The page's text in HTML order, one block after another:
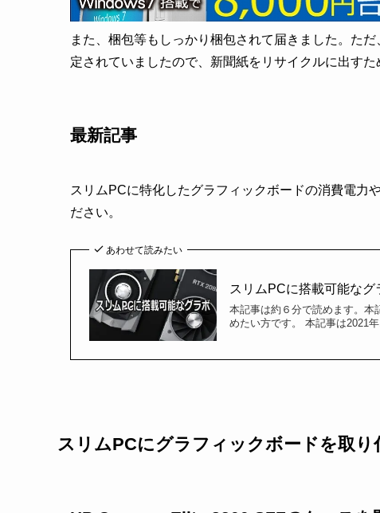
また、梱包等もしっかり梱包されて届きました。た
定されていましたので、新聞紙をリサイクルに出す
最新記事
スリムPCに特化したグラフィックボードの消費電力
ださい。
あわせて読みたい
スリムPCに搭載可能なグ
本記事は約６分で読めます。本
めたい方です。 本記事は2021
スリムPCにグラフィックボードを取り